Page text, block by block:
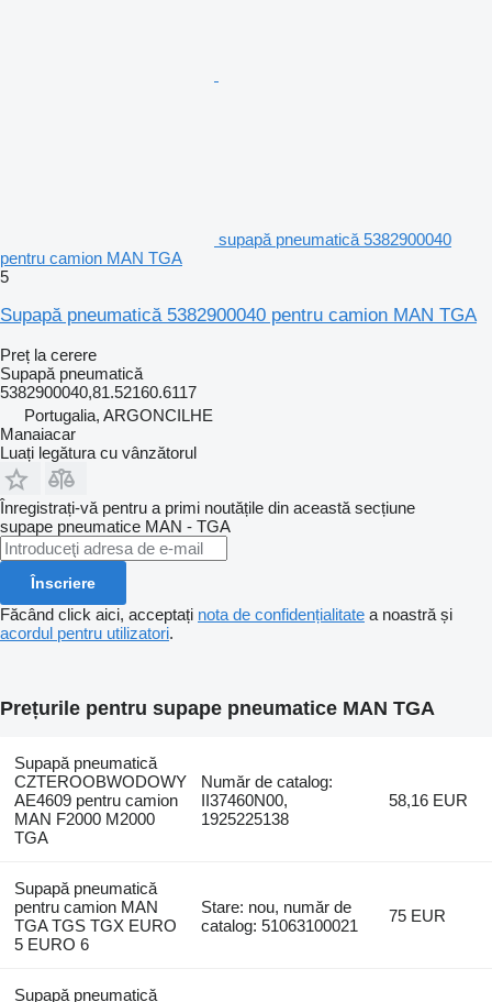
supapă pneumatică 5382900040
pentru camion MAN TGA
5
Supapă pneumatică 5382900040 pentru camion MAN TGA
Preț la cerere
Supapă pneumatică
5382900040,81.52160.6117
Portugalia, ARGONCILHE
Manaiacar
Luați legătura cu vânzătorul
Înregistrați-vă pentru a primi noutățile din această secțiune
supape pneumatice MAN - TGA
Înscriere
Făcând click aici, acceptați nota de confidențialitate a noastră și
acordul pentru utilizatori.
Prețurile pentru supape pneumatice MAN TGA
Supapă pneumatică
CZTEROOBWODOWY
AE4609 pentru camion
MAN F2000 M2000
TGA
Număr de catalog:
II37460N00,
1925225138
58,16 EUR
Supapă pneumatică
pentru camion MAN
TGA TGS TGX EURO
5 EURO 6
Stare: nou, număr de
catalog: 51063100021
75 EUR
Supapă pneumatică